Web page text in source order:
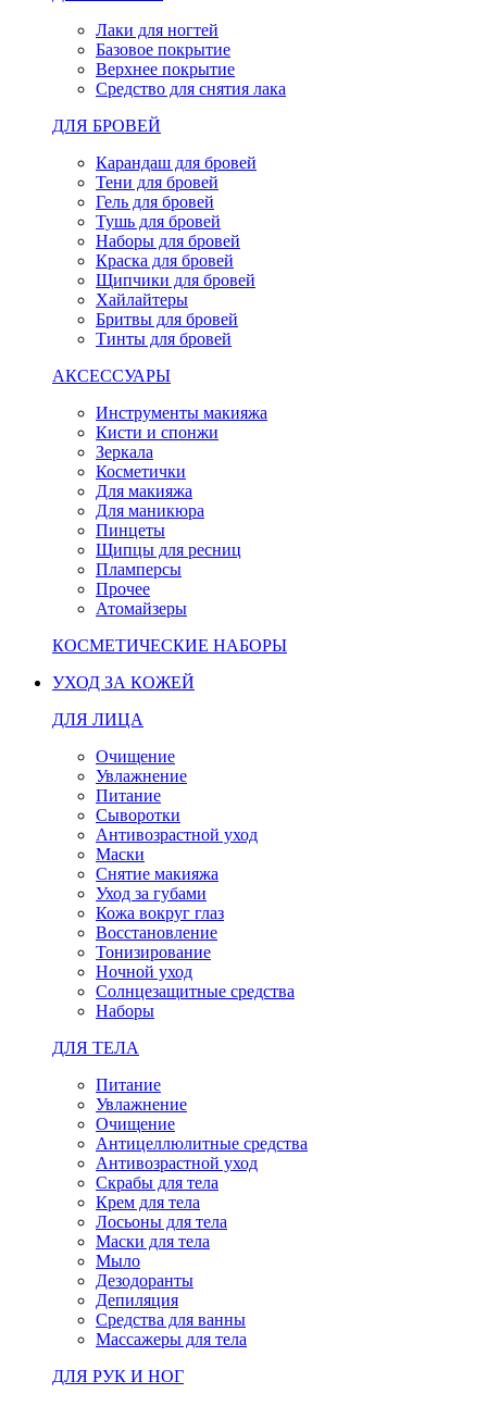
Лаки для ногтей
Базовое покрытие
Верхнее покрытие
Средство для снятия лака
ДЛЯ БРОВЕЙ
Карандаш для бровей
Тени для бровей
Гель для бровей
Тушь для бровей
Наборы для бровей
Краска для бровей
Щипчики для бровей
Хайлайтеры
Бритвы для бровей
Тинты для бровей
АКСЕССУАРЫ
Инструменты макияжа
Кисти и спонжи
Зеркала
Косметички
Для макияжа
Для маникюра
Пинцеты
Щипцы для ресниц
Пламперсы
Прочее
Атомайзеры
КОСМЕТИЧЕСКИЕ НАБОРЫ
УХОД ЗА КОЖЕЙ
ДЛЯ ЛИЦА
Очищение
Увлажнение
Питание
Сыворотки
Антивозрастной уход
Маски
Снятие макияжа
Уход за губами
Кожа вокруг глаз
Восстановление
Тонизирование
Ночной уход
Солнцезащитные средства
Наборы
ДЛЯ ТЕЛА
Питание
Увлажнение
Очищение
Антицеллюлитные средства
Антивозрастной уход
Скрабы для тела
Крем для тела
Лосьоны для тела
Маски для тела
Мыло
Дезодоранты
Депиляция
Средства для ванны
Массажеры для тела
ДЛЯ РУК И НОГ